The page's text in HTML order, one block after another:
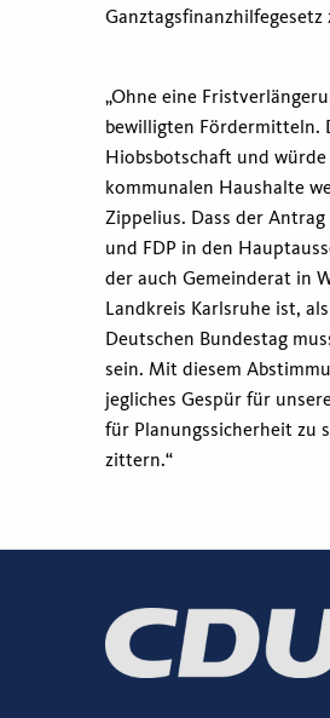
Ganztagsfinanzhilfegesetz
„Ohne eine
bewilligten Fördermitteln.
Hiobsbotschaft und
kommunalen Haushalte
Zippelius. Dass der
und FDP in den
der auch Gemeinderat in
Landkreis Karlsruhe ist,
Deutschen Bundestag
sein. Mit diesem
jegliches Gespür für
für Planungssicherheit zu
zittern.“